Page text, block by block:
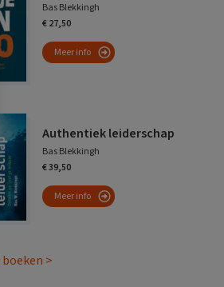
Bas Blekkingh
€ 27,50
Meer info
Authentiek leiderschap
Bas Blekkingh
€ 39,50
Meer info
>